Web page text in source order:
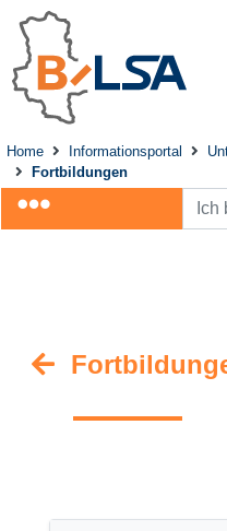
Home Informationsportal
Fortbildungen